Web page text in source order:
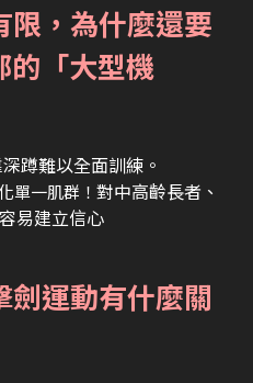
限，為什麼還要
的「大型機
蹲難以全面訓練。
單一肌群！ 對中高齡長者 、
易建立信心
劍運動有什麼關